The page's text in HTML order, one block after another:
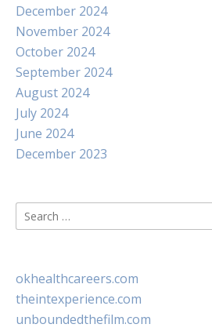
December 2024
November 2024
October 2024
September 2024
August 2024
July 2024
June 2024
December 2023
Search
for:
okhealthcareers.com
theintexperience.com
unboundedthefilm.com